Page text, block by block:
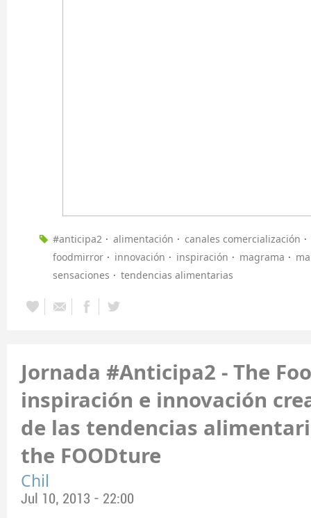
#anticipa2 alimentación
canales comercialización
foodmirror
innovación inspiración magrama
sensaciones
tendencias alimentarias
Jornada #Anticipa2 - The
inspiración e innovación
de las tendencias
the FOODture
Chil
Jul 10, 2013 - 22:00